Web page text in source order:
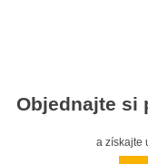
Objednajte si
a získajte